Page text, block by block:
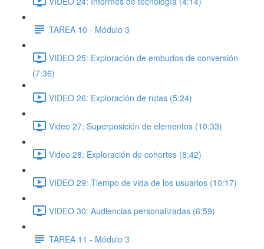
TAREA 10 - Módulo 3
VIDEO 25: Exploración de embudos de conversión
(7:36)
VIDEO 26: Exploración de rutas (5:24)
Video 27: Superposición de elementos (10:33)
Video 28: Exploración de cohortes (8:42)
VIDEO 29: Tiempo de vida de los usuarios (10:17)
VIDEO 30: Audiencias personalizadas (6:59)
TAREA 11 - Módulo 3